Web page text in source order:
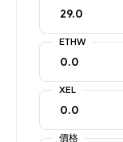
ETHW
XEL
價格